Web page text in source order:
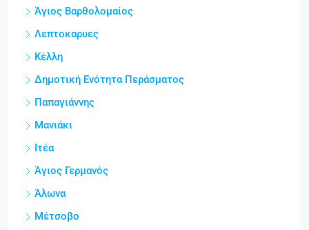
Άγιος Βαρθολομαίος
Λεπτοκαρυες
Κέλλη
Δημοτική Ενότητα Περάσματος
Παπαγιάννης
Μανιάκι
Ιτέα
Άγιος Γερμανός
Άλωνα
Μέτσοβο